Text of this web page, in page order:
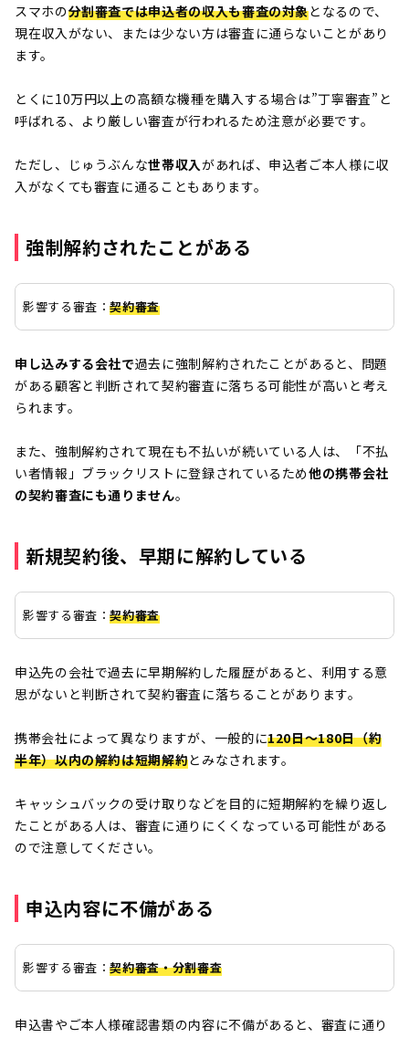
スマホの分割審査では申込者の収入も審査の対象となるので、
現在収入がない、または少ない方は審査に通らないことがあり
ます。
とくに10万円以上の高額な機種を購入する場合は”丁寧審査”と
呼ばれる、より厳しい審査が行われるため注意が必要です。
ただし、じゅうぶんな世帯収入があれば、申込者ご本人様に収
入がなくても審査に通ることもあります。
強制解約されたことがある
影響する審査：契約審査
申し込みする会社で過去に強制解約されたことがあると、問題
がある顧客と判断されて契約審査に落ちる可能性が高いと考え
られます。
また、強制解約されて現在も不払いが続いている人は、「不払
い者情報」ブラックリストに登録されているため他の携帯会社
の契約審査にも通りません。
新規契約後、早期に解約している
影響する審査：契約審査
申込先の会社で過去に早期解約した履歴があると、利用する意
思がないと判断されて契約審査に落ちることがあります。
携帯会社によって異なりますが、一般的に120日～180日（約
半年）以内の解約は短期解約とみなされます。
キャッシュバックの受け取りなどを目的に短期解約を繰り返し
たことがある人は、審査に通りにくくなっている可能性がある
ので注意してください。
申込内容に不備がある
影響する審査：契約審査・分割審査
申込書やご本人様確認書類の内容に不備があると、審査に通り